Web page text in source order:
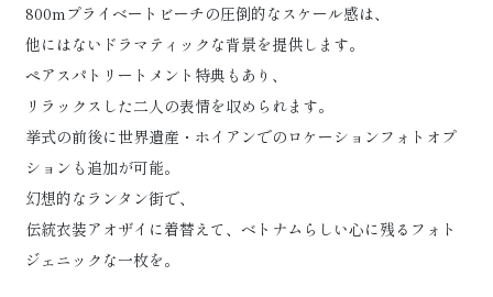
800mプライベートビーチの圧倒的なスケール感は、
他にはないドラマティックな背景を提供します。
ペアスパトリートメント特典もあり、
リラックスした二人の表情を収められます。
挙式の前後に世界遺産・ホイアンでのロケーションフォトオプ
ションも追加が可能。
幻想的なランタン街で、
伝統衣装アオザイに着替えて、ベトナムらしい心に残るフォト
ジェニックな一枚を。